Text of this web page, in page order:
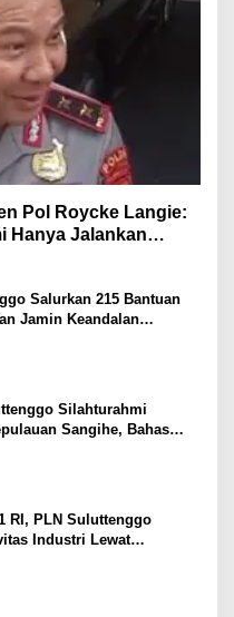
Pol Roycke Langie:
Hanya Jalankan
Salurkan 215 Bantuan
Jamin Keandalan
di Tamako
Silahturahmi
Sangihe, Bahas
Kelistrikan hingga
RI, PLN Suluttenggo
Industri Lewat
PT J Resources Bolaang